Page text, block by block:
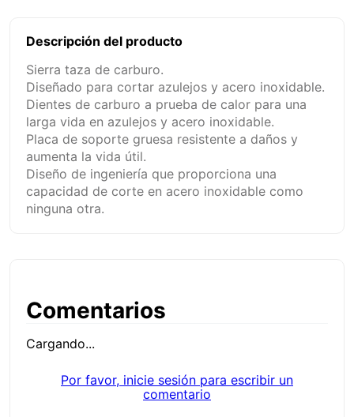
Descripción del producto
Sierra taza de carburo.
Diseñado para cortar azulejos y acero inoxidable.
Dientes de carburo a prueba de calor para una
larga vida en azulejos y acero inoxidable.
Placa de soporte gruesa resistente a daños y
aumenta la vida útil.
Diseño de ingeniería que proporciona una
capacidad de corte en acero inoxidable como
ninguna otra.
Comentarios
Cargando...
Por favor, inicie sesión para escribir un
comentario